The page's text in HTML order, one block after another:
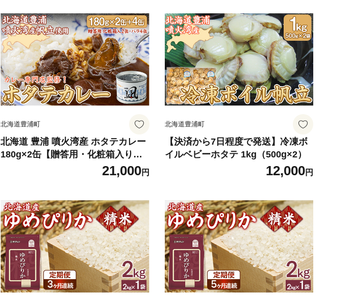
北海道産 食品添加物不使用 冷凍 お
かず 数量限定
北海道豊浦町
北海道 豊浦 噴火湾産 ホタテカレー
180g×2缶【贈答用・化粧箱入り】+
21,000円
北海道豊浦町
【決済から7日程度で発送】冷凍ボ
イルベビーホタテ 1kg（500g×2）
12,000円